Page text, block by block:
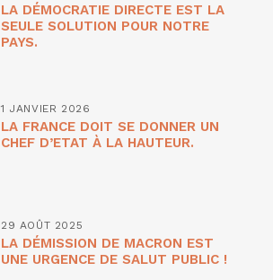
LA DÉMOCRATIE DIRECTE EST LA
SEULE SOLUTION POUR NOTRE
PAYS.
1 JANVIER 2026
LA FRANCE DOIT SE DONNER UN
CHEF D’ETAT À LA HAUTEUR.
29 AOÛT 2025
LA DÉMISSION DE MACRON EST
UNE URGENCE DE SALUT PUBLIC !